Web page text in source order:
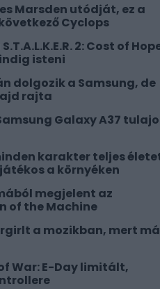
Marsden utódját, ez a
Cyclops
2: Cost of
isteni
dolgozik a Samsung, de
rajta
Galaxy A37
karakter teljes
a környéken
megjelent az
of the Machine
a mozikban, mert
War: E-Day limitált,